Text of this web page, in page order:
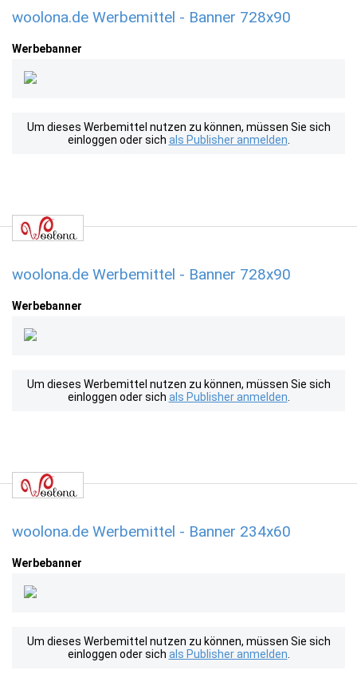
woolona.de Werbemittel - Banner 728x90
Werbebanner
Um dieses Werbemittel nutzen zu können, müssen Sie sich
einloggen oder sich als Publisher anmelden
woolona.de Werbemittel - Banner 728x90
Werbebanner
Um dieses Werbemittel nutzen zu können, müssen Sie sich
einloggen oder sich als Publisher anmelden
woolona.de Werbemittel - Banner 234x60
Werbebanner
Um dieses Werbemittel nutzen zu können, müssen Sie sich
einloggen oder sich als Publisher anmelden